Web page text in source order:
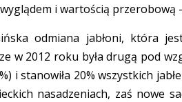
i wartością przerobową
odmiana jabłoni, która
w 2012 roku była drugą pod
i stanowiła 20% wszystkich
nasadzeniach, zaś nowe